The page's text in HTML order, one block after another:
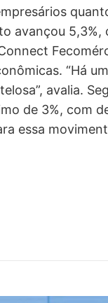
avançou
“Há
avalia.
de 3%, com
essa